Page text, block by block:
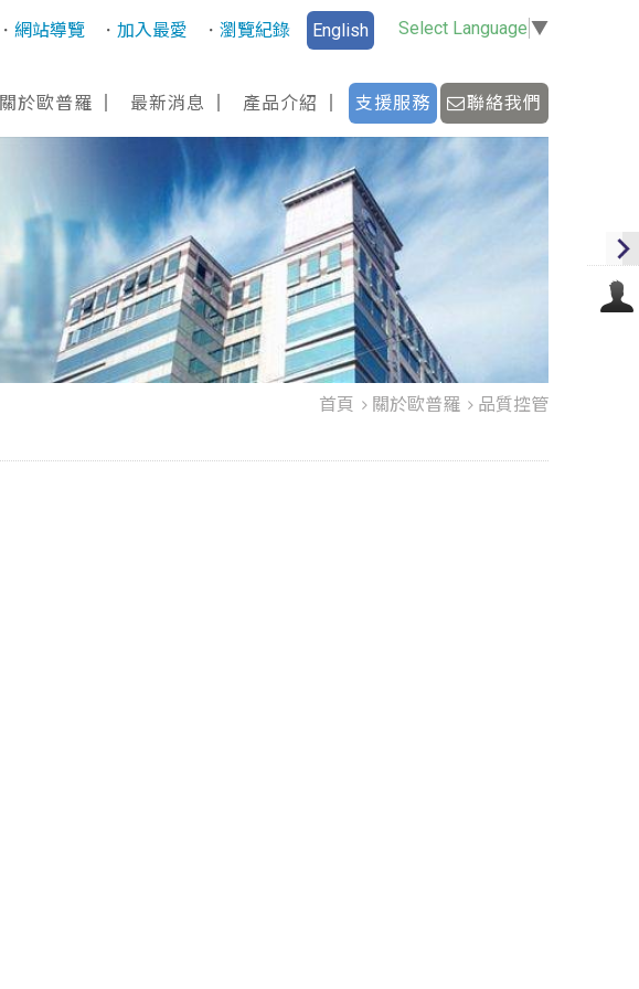
Select Language ▼
網站導覽 加入最愛 English
瀏覽紀錄
關於歐普羅 最新消息 產品介紹 支援服務 聯絡我們
首頁 關於歐普羅 品質控管